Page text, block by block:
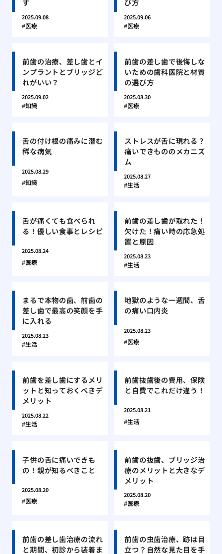
す
2025.09.08
医療
び方
2025.09.06
医療
前歯の治療、差し歯とイ
ンプラントとブリッジど
れがいい？
2025.09.02
知識
前歯の差し歯で後悔しな
いための歯科医院と材質
の選び方
2025.08.30
医療
舌の付け根の痛みに潜む
稀な病気
2025.08.29
知識
ストレスが舌に現れる？
痛いできもののメカニズ
ム
2025.08.27
生活
舌が痛くても食べられ
る！優しい食事とレシピ
2025.08.24
医療
前歯の差し歯が取れた！
欠けた！痛い時の応急処
置と原因
2025.08.23
生活
まるで本物の歯、前歯の
差し歯で最高の笑顔を手
に入れる
2025.08.23
生活
地獄のような一週間、舌
の痛い口内炎
2025.08.23
医療
前歯を差し歯にするメリ
ットと知っておくべきデ
メリット
2025.08.22
生活
前歯抜歯後の費用、保険
と自費でこれだけ違う！
2025.08.21
生活
子供の舌に痛いできも
の！親が知るべきこと
2025.08.20
医療
前歯の抜歯、ブリッジ治
療のメリットと大きなデ
メリット
2025.08.20
医療
前歯の差し歯治療の流れ
と期間、初診から装着ま
前歯の虫歯治療、跡は目
立つ？自然な見た目を手